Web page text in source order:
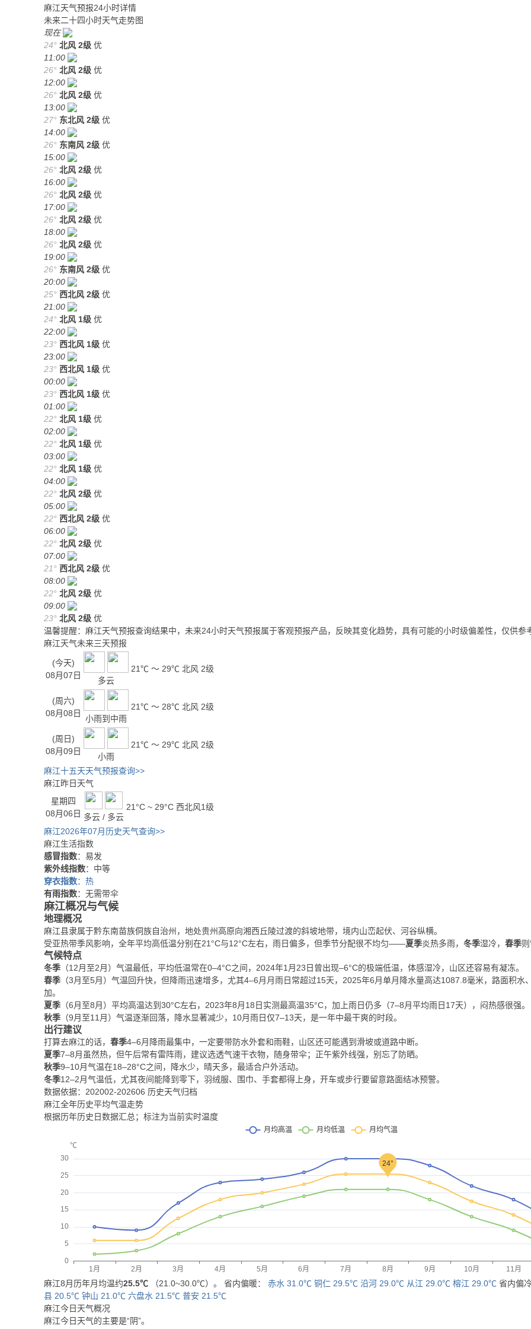
麻江天气预报24小时详情
未来二十四小时天气走势图
现在
24° 北风 2级 优
11:00
26° 北风 2级 优
12:00
26° 北风 2级 优
13:00
27° 东北风 2级 优
14:00
26° 东南风 2级 优
15:00
26° 北风 2级 优
16:00
26° 北风 2级 优
17:00
26° 北风 2级 优
18:00
26° 北风 2级 优
19:00
26° 东南风 2级 优
20:00
25° 西北风 2级 优
21:00
24° 北风 1级 优
22:00
23° 西北风 1级 优
23:00
23° 西北风 1级 优
00:00
23° 西北风 1级 优
01:00
22° 北风 1级 优
02:00
22° 北风 1级 优
03:00
22° 北风 1级 优
04:00
22° 北风 2级 优
05:00
22° 西北风 2级 优
06:00
22° 北风 2级 优
07:00
21° 西北风 2级 优
08:00
22° 北风 2级 优
09:00
23° 北风 2级 优
温馨提醒：麻江天气预报查询结果中，未来24小时天气预报属于客观预报产品，反映其变化趋势，具有可能的小时级偏差性，仅供参
麻江天气未来三天预报
(今天)
08月07日
多云
21℃ ～ 29℃ 北风 2级
(周六)
08月08日
小雨到中雨
21℃ ～ 28℃ 北风 2级
(周日)
08月09日
小雨
21℃ ～ 29℃ 北风 2级
麻江十五天天气预报查询>>
麻江昨日天气
星期四
08月06日 多云 / 多云
21°C ~ 29°C 西北风1级
麻江2026年07月历史天气查询>>
麻江生活指数
感冒指数：易发
紫外线指数：中等
穿衣指数：热
有雨指数：无需带伞
麻江概况与气候
地理概况
麻江县隶属于黔东南苗族侗族自治州，地处贵州高原向湘西丘陵过渡的斜坡地带，境内山峦起伏、河谷纵横。
受亚热带季风影响，全年平均高低温分别在21°C与12°C左右，雨日偏多，但季节分配很不均匀——夏季炎热多雨， 冬季湿冷， 春季
气候特点
冬季 （12月至2月）气温最低，平均低温常在0–4°C之间，2024年1月23日曾出现–6°C的极端低温，体感湿冷，山区还容易有凝冻。
春季 （3月至5月）气温回升快，但降雨迅速增多，尤其4–6月月雨日常超过15天，2025年6月单月降水量高达1087.8毫米，路面积水
加。
夏季 （6月至8月）平均高温达到30°C左右，2023年8月18日实测最高温35°C，加上雨日仍多（7–8月平均雨日17天），闷热感很强。
秋季 （9月至11月）气温逐渐回落，降水显著减少，10月雨日仅7–13天，是一年中最干爽的时段。
出行建议
打算去麻江的话， 春季4–6月降雨最集中，一定要带防水外套和雨鞋，山区还可能遇到滑坡或道路中断。
夏季7–8月虽然热，但午后常有雷阵雨，建议选透气速干衣物，随身带伞；正午紫外线强，别忘了防晒。
秋季9–10月气温在18–28°C之间，降水少，晴天多，最适合户外活动。
冬季12–2月气温低，尤其夜间能降到零下，羽绒服、围巾、手套都得上身，开车或步行要留意路面结冰预警。
数据依据：202002-202606 历史天气归档
麻江全年历史平均气温走势
根据历年历史日数据汇总；标注为当前实时温度
麻江8月历年月均温约25.5℃ （21.0~30.0℃）。 省内偏暖： 赤水 31.0℃ 铜仁 29.5℃ 沿河 29.0℃ 从江 29.0℃ 榕江 29.0℃ 省内偏
县 20.5℃ 钟山 21.0℃ 六盘水 21.5℃ 普安 21.5℃
麻江今日天气概况
麻江今日天气的主要是“阴”。